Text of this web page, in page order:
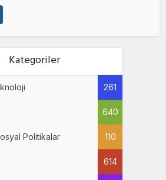
Kategoriler
261
640
Politikalar 110
614